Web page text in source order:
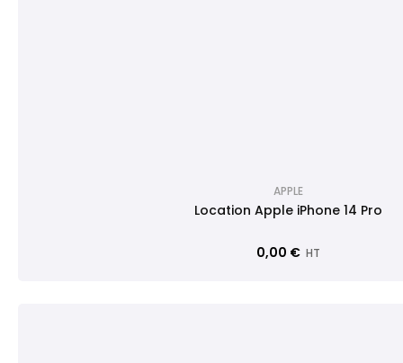
APPLE
Location Apple iPhone 14 Pro
0,00 € HT